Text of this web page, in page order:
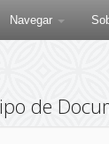
Navegar
de